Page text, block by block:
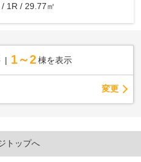
/ 1R / 29.77㎡
1～2 棟を表示
変更
トップへ